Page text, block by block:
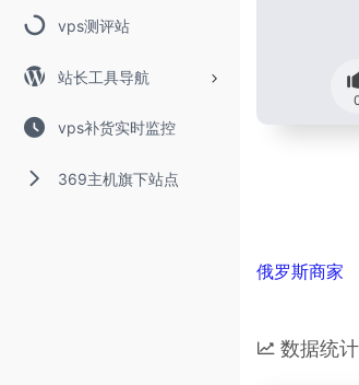
vps测评站
站长工具导航
vps补货实时监控
369主机旗下站点
俄罗斯商家
数据统计